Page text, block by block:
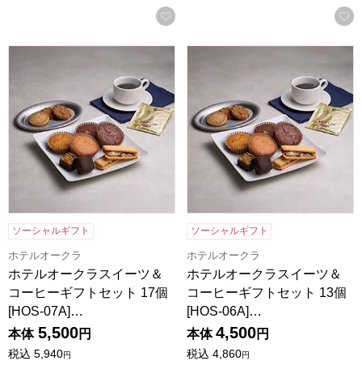
お気に入りに登録する
ソーシャルギフト
ホテルオークラ
ホテルオークラスイーツ＆
コーヒーギフトセット 17個
[HOS-07A]…
本体 5,500円
税込 5,940円
ソーシャルギフト
ホテルオークラ
ホテルオークラスイーツ＆
コーヒーギフトセット 13個
[HOS-06A]…
本体 4,500円
税込 4,860円